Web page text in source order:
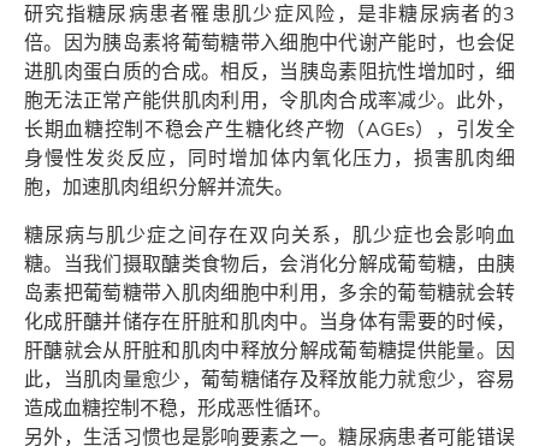
研究指糖尿病患者罹患肌少症风险，是非糖尿病者的3
倍。因为胰岛素将葡萄糖带入细胞中代谢产能时，也会促
进肌肉蛋白质的合成。相反，当胰岛素阻抗性增加时，细
胞无法正常产能供肌肉利用，令肌肉合成率减少。此外，
长期血糖控制不稳会产生糖化终产物（AGEs），引发全
身慢性发炎反应，同时增加体内氧化压力，损害肌肉细
胞，加速肌肉组织分解并流失。
糖尿病与肌少症之间存在双向关系，肌少症也会影响血
糖。当我们摄取醣类食物后，会消化分解成葡萄糖，由胰
岛素把葡萄糖带入肌肉细胞中利用，多余的葡萄糖就会转
化成肝醣并储存在肝脏和肌肉中。当身体有需要的时候，
肝醣就会从肝脏和肌肉中释放分解成葡萄糖提供能量。因
此，当肌肉量愈少，葡萄糖储存及释放能力就愈少，容易
造成血糖控制不稳，形成恶性循环。
另外，生活习惯也是影响要素之一。糖尿病患者可能错误